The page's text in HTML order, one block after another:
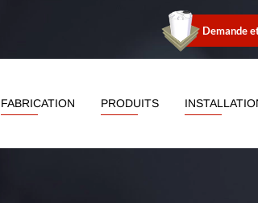
Demande
FABRICATION PRODUITS